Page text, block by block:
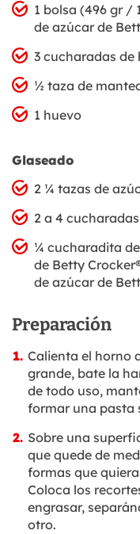
1 bolsa (496 gr /
de azúcar de
3 cucharadas
½ taza de
1 huevo
Glaseado
2 ¼ tazas de
2 a 4
¼ cucharadita
de Betty
de azúcar de
Preparación
Calienta el horno
grande, bate la
de todo uso,
formar una pasta
Sobre una
que quede de
formas que
Coloca los
engrasar,
otro.